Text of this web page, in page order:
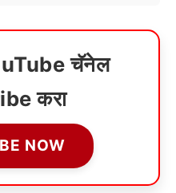
चॅनेल
करा
NOW